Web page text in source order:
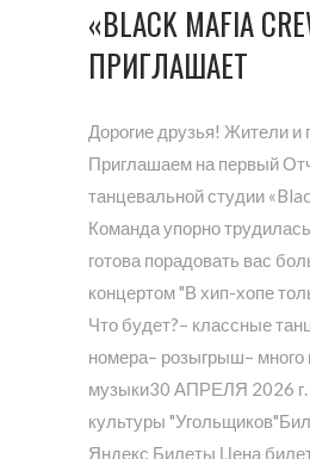
«BLACK MAFIA
ПРИГЛАШАЕТ
Дорогие друзья! Жители и
Приглашаем на первый
танцевальной студии
Команда упорно
готова порадовать вас
концертом "В хип-хопе
Что будет?– классные
номера– розыгрыш– много
музыки30 АПРЕЛЯ 2026
культуры
Яндекс Билеты Цена